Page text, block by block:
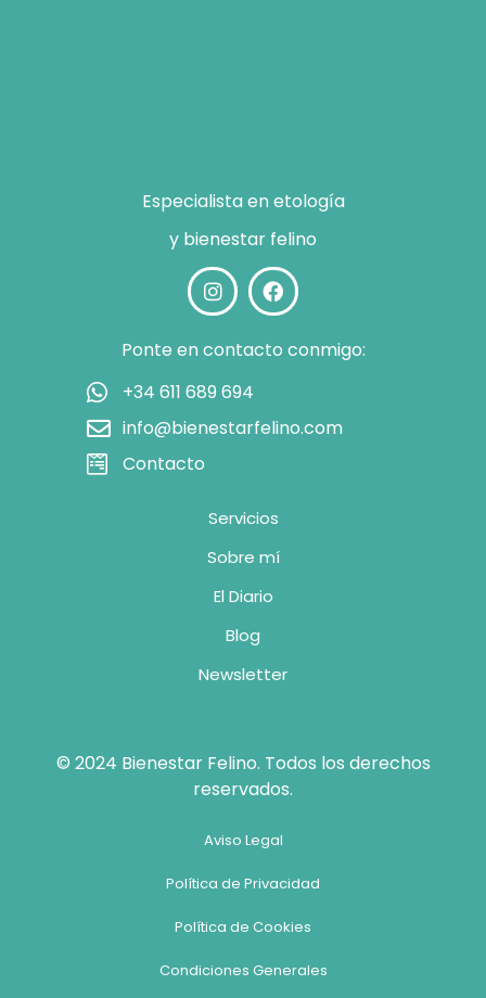
Especialista en etología
y bienestar felino
Ponte en contacto conmigo:
+34 611 689 694
info@bienestarfelino.com
Contacto
Servicios
Sobre mí
El Diario
Blog
Newsletter
© 2024 Bienestar Felino. Todos los derechos
reservados.
Aviso Legal
Política de Privacidad
Política de Cookies
Condiciones Generales